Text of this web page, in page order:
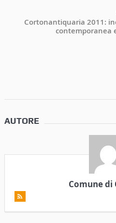
Cortonantiquaria 2011:
contemporanea
AUTORE
Comune di